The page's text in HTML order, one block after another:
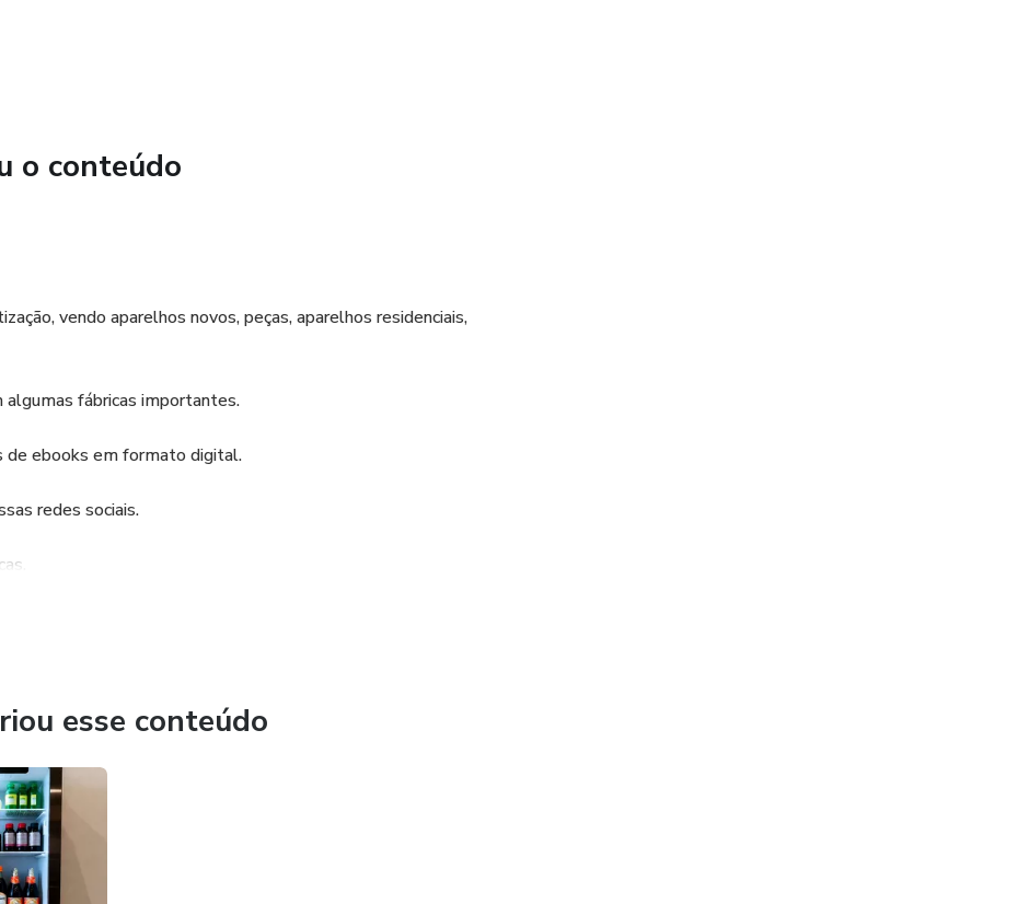
o conteúdo
vendo aparelhos novos, peças, aparelhos residenciais,
fábricas importantes.
de ebooks em formato digital.
redes sociais.
esse conteúdo